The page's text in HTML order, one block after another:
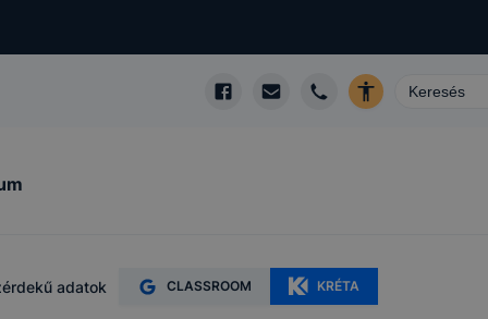
adatok CLASSROOM KRÉTA